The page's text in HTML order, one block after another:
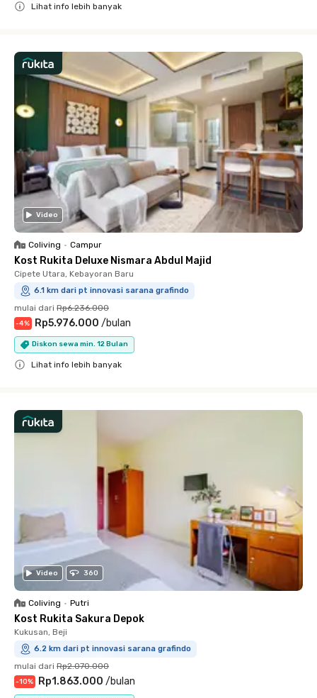
Lihat info lebih banyak
Video
Coliving • Campur
Kost Rukita Deluxe Nismara Abdul Majid
Cipete Utara, Kebayoran Baru
6.1 km dari pt innovasi sarana grafindo
mulai dari Rp6.236.000
-4% Rp5.976.000 /bulan
Diskon sewa min. 12 Bulan
Lihat info lebih banyak
Video 360
Coliving • Putri
Kost Rukita Sakura Depok
Kukusan, Beji
6.2 km dari pt innovasi sarana grafindo
mulai dari Rp2.070.000
-10% Rp1.863.000 /bulan